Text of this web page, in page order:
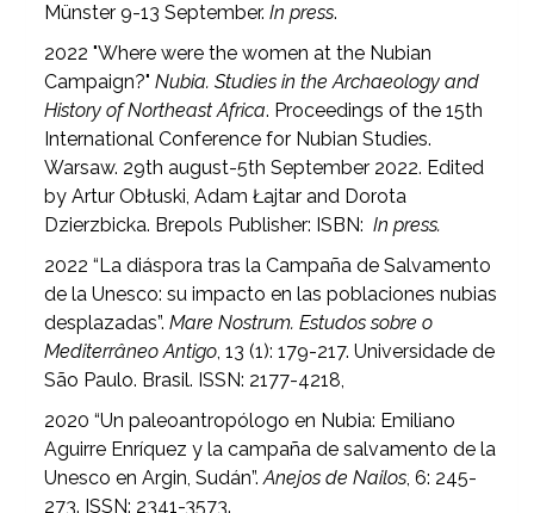
Münster 9-13 September.In press.
2022 "Where were the women at the Nubian
Campaign?"Nubia. Studies in the Archaeology and
History of Northeast Africa. Proceedings of the 15th
International Conference for Nubian Studies.
Warsaw. 29th august-5th September 2022. Edited
by Artur Obłuski, Adam Łajtar and Dorota
Dzierzbicka. Brepols Publisher: ISBN:In press.
2022 “La diáspora tras la Campaña de Salvamento
de la Unesco: su impacto en las poblaciones nubias
desplazadas”.Mare Nostrum. Estudos sobre o
Mediterrâneo Antigo, 13 (1): 179-217. Universidade de
São Paulo. Brasil. ISSN: 2177-4218,
2020 “Un paleoantropólogo en Nubia: Emiliano
Aguirre Enríquez y la campaña de salvamento de la
Unesco en Argin, Sudán”.Anejos de Nailos, 6: 245-
273. ISSN: 2341-3573.